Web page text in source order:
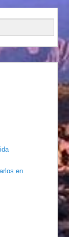
en